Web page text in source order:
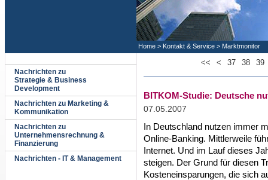
Home > Kontakt & Service > Marktmonitor
Nachrichten zu
Strategie & Business
Development
Nachrichten zu Marketing &
Kommunikation
Nachrichten zu
Unternehmensrechnung &
Finanzierung
Nachrichten - IT & Management
<< < 37 38 39
BITKOM-Studie: Deutsche
07.05.2007
In Deutschland nutzen immer
Online-Banking. Mittlerweile
Internet. Und im Lauf dieses
steigen. Der Grund für diesen
Kosteneinsparungen, die sich